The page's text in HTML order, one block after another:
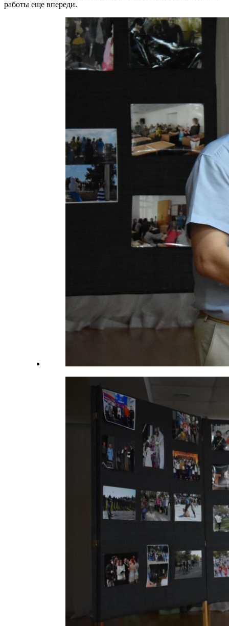
работы еще впереди.